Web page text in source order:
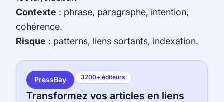
Contexte : phrase, paragraphe, intention,
cohérence.
Risque : patterns, liens sortants, indexation.
PressBay 3200+ éditeurs
Transformez vos articles en liens